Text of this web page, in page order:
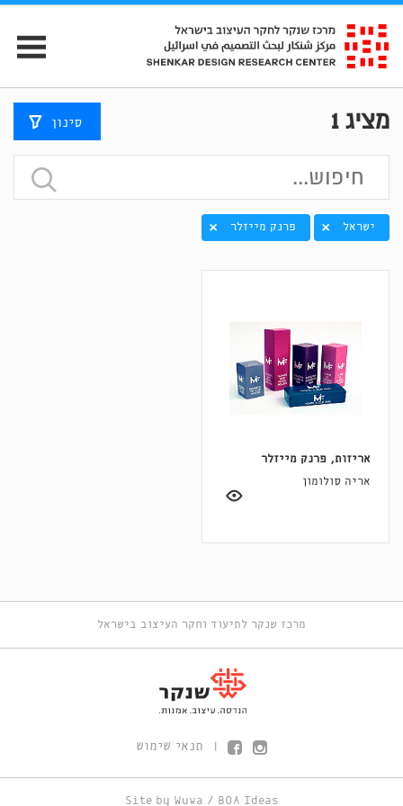
מציג1 סינון
ישראל פרנק מייזלר
אריזות, פרנק מייזלר
אריה סולומון
מרכז שנקר לתיעוד וחקר העיצוב בישראל
תנאי שימוש
Site by Wuwa / BOA Ideas